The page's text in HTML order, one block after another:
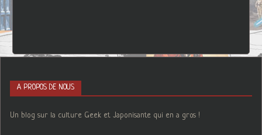
A PROPOS DE NOUS
Un blog sur la culture Geek et Japonisante qui en a gros !